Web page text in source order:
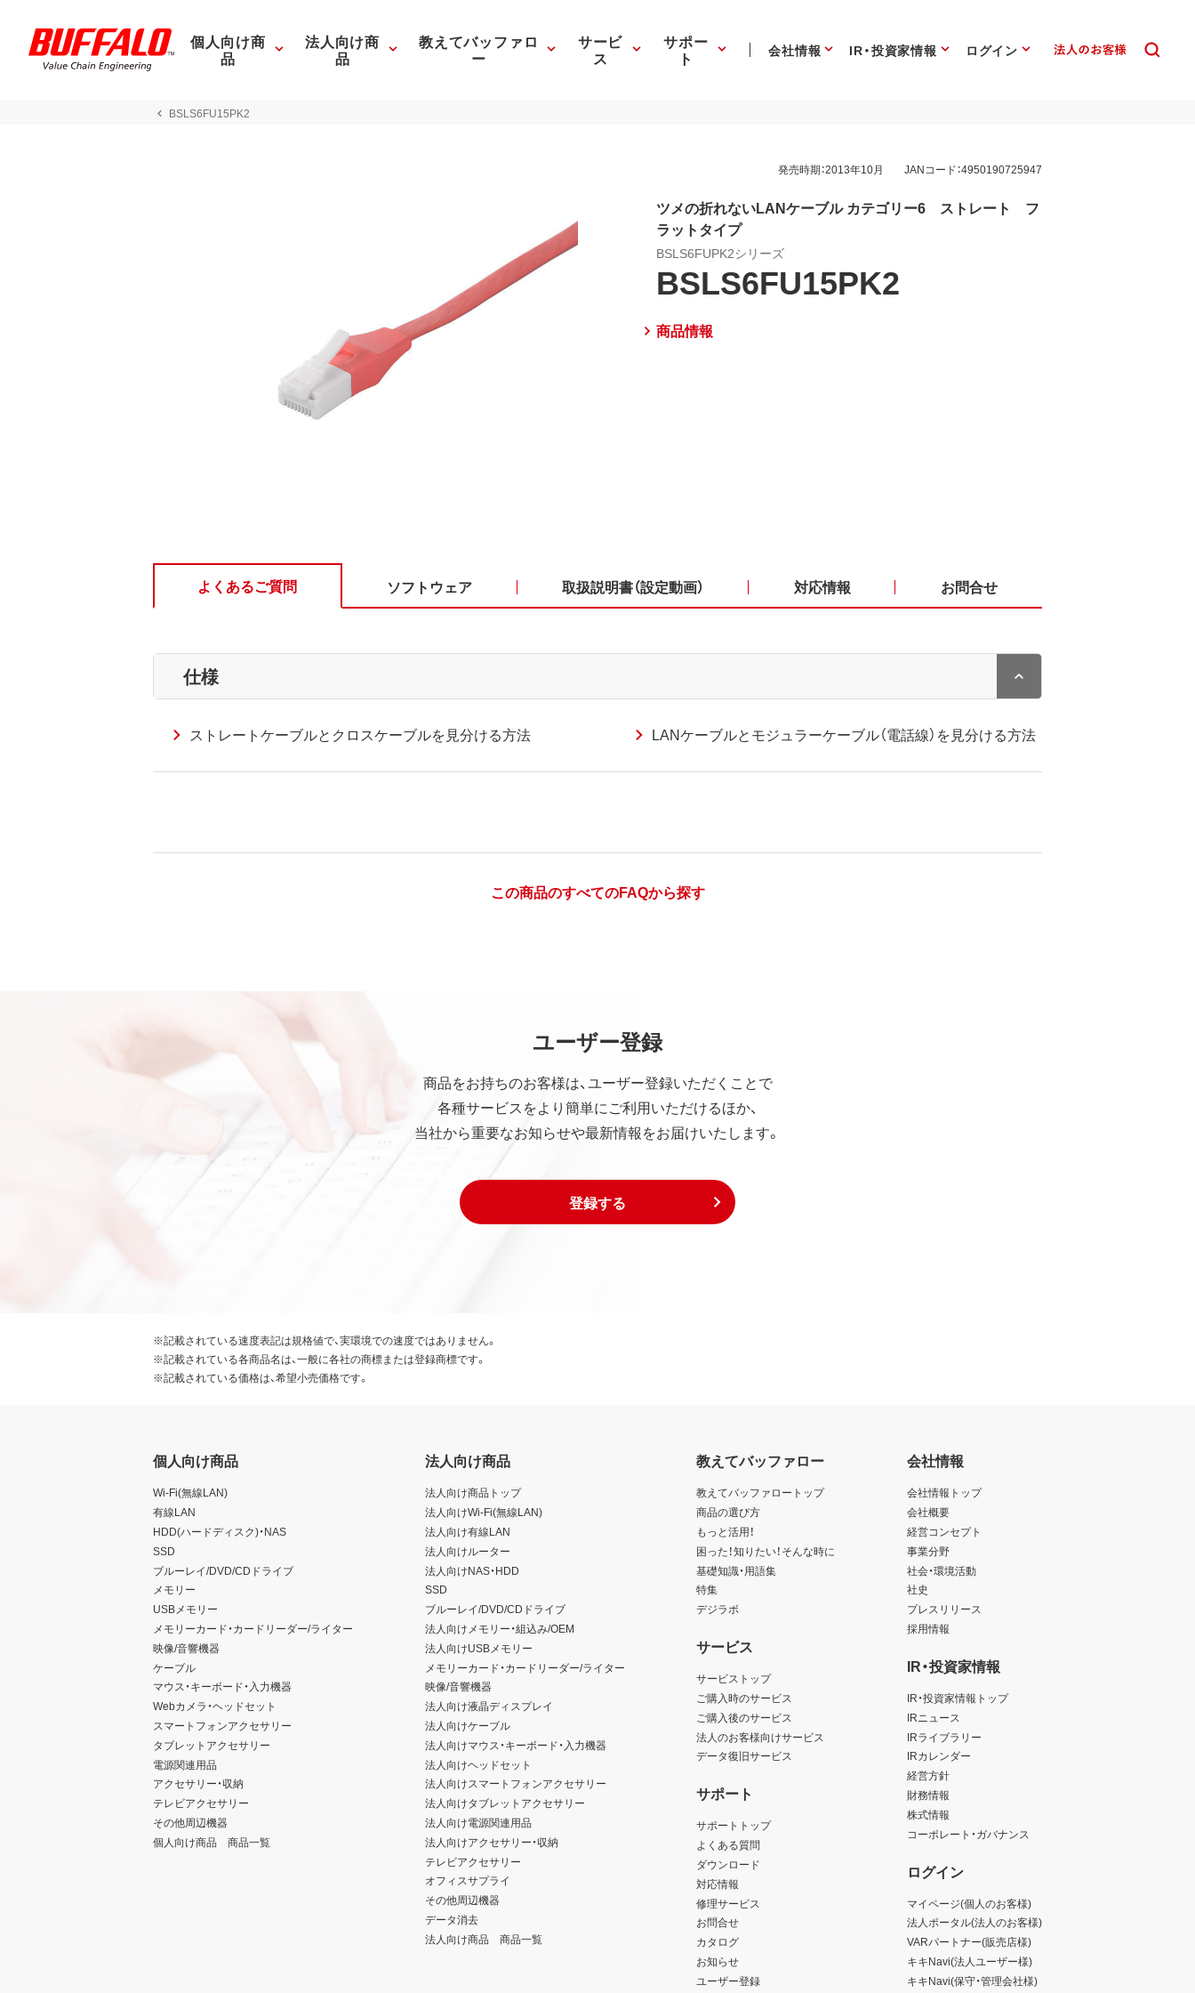
個人向け商
品
法人向け商
品
教えてバッファロ
ー
サービ
ス
サポー
ト 会社情報 IR・投資家情報 ログイン
BSLS6FU15PK2
発売時期：2013年10月 JANコード：4950190725947
ツメの折れないLANケーブル カテゴリー6 ストレート フ
ラットタイプ
BSLS6FUPK2シリーズ
BSLS6FU15PK2
商品情報
よくあるご質問 ソフトウェア 取扱説明書（設定動画） 対応情報 お問合せ
仕様
ストレートケーブルとクロスケーブルを見分ける方法 LANケーブルとモジュラーケーブル（電話線）を見分ける方法
この商品のすべてのFAQから探す
ユーザー登録
商品をお持ちのお客様は、ユーザー登録いただくことで
各種サービスをより簡単にご利用いただけるほか、
当社から重要なお知らせや最新情報をお届けいたします。
登録する
※記載されている速度表記は規格値で、実環境での速度ではありません。
※記載されている各商品名は、一般に各社の商標または登録商標です。
※記載されている価格は、希望小売価格です。
個人向け商品
Wi-Fi(無線LAN)
有線LAN
HDD(ハードディスク)・NAS
SSD
ブルーレイ/DVD/CDドライブ
メモリー
USBメモリー
メモリーカード・カードリーダー/ライター
映像/音響機器
ケーブル
マウス・キーボード・入力機器
Webカメラ・ヘッドセット
スマートフォンアクセサリー
タブレットアクセサリー
電源関連用品
アクセサリー・収納
テレビアクセサリー
その他周辺機器
個人向け商品 商品一覧
法人向け商品
法人向け商品トップ
法人向けWi-Fi(無線LAN)
法人向け有線LAN
法人向けルーター
法人向けNAS・HDD
SSD
ブルーレイ/DVD/CDドライブ
法人向けメモリー・組込み/OEM
法人向けUSBメモリー
メモリーカード・カードリーダー/ライター
映像/音響機器
法人向け液晶ディスプレイ
法人向けケーブル
法人向けマウス・キーボード・入力機器
法人向けヘッドセット
法人向けスマートフォンアクセサリー
法人向けタブレットアクセサリー
法人向け電源関連用品
法人向けアクセサリー・収納
テレビアクセサリー
オフィスサプライ
その他周辺機器
データ消去
法人向け商品 商品一覧
教えてバッファロー
教えてバッファロートップ
商品の選び方
もっと活用！
困った！知りたい！そんな時に
基礎知識・用語集
特集
デジラボ
サービス
サービストップ
ご購入時のサービス
ご購入後のサービス
法人のお客様向けサービス
データ復旧サービス
サポート
サポートトップ
よくある質問
ダウンロード
対応情報
修理サービス
お問合せ
カタログ
お知らせ
ユーザー登録
会社情報
会社情報トップ
会社概要
経営コンセプト
事業分野
社会・環境活動
社史
プレスリリース
採用情報
IR・投資家情報
IR・投資家情報トップ
IRニュース
IRライブラリー
IRカレンダー
経営方針
財務情報
株式情報
コーポレート・ガバナンス
ログイン
マイページ(個人のお客様)
法人ポータル(法人のお客様)
VARパートナー(販売店様)
キキNavi(法人ユーザー様)
キキNavi(保守・管理会社様)